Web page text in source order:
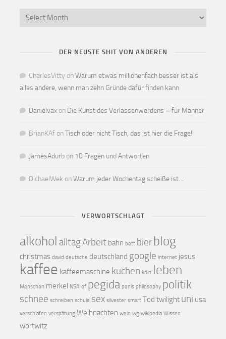
DER NEUSTE SHIT VON ANDEREN
CharlesVitty onWarum etwas millionenfach besser ist als
alles andere, wenn man zehn Gründe dafür finden kann
Danielvax on Die Kunst des Verlassenwerdens – für Männer
BrianKAf onTisch oder nicht Tisch, das ist hier die Frage!
JamesAdurb on 10 Fragen und Antworten
DichaelWek onWarum jeder Wochentag scheiße ist…
VERWORTSCHLAGT
alkohol alltagArbeit bahn bett bier blog
christmas david deutsche deutschland google internet jesus
kaffee kaffeemaschine kuchen köln leben
Menschen merkel NSA of pegida penis philosophy politik
schnee schreiben schule sex silvester smart Tod twilight uni usa
verschlafen verspätung Weihnachten wein wg wikipedia Wissen
wortwitz